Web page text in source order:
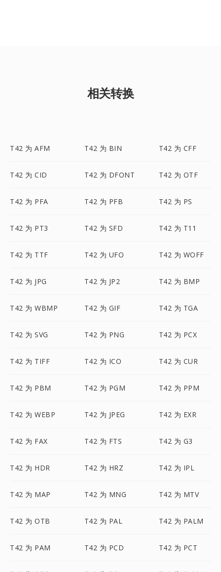
相关转换
T42 为 AFM T42 为 BIN T42 为 CFF
T42 为 CID T42 为 DFONT T42 为 OTF
T42 为 PFA T42 为 PFB T42 为 PS
T42 为 PT3 T42 为 SFD T42 为 T11
T42 为 TTF T42 为 UFO T42 为 WOFF
T42 为 JPG T42 为 JP2 T42 为 BMP
T42 为 WBMP T42 为 GIF T42 为 TGA
T42 为 SVG T42 为 PNG T42 为 PCX
T42 为 TIFF T42 为 ICO T42 为 CUR
T42 为 PBM T42 为 PGM T42 为 PPM
T42 为 WEBP T42 为 JPEG T42 为 EXR
T42 为 FAX T42 为 FTS T42 为 G3
T42 为 HDR T42 为 HRZ T42 为 IPL
T42 为 MAP T42 为 MNG T42 为 MTV
T42 为 OTB T42 为 PAL T42 为 PALM
T42 为 PAM T42 为 PCD T42 为 PCT